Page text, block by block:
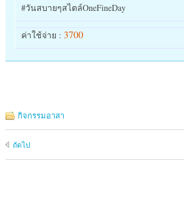
#วันสบายๆสไตล์OneFineDay
ค่าใช้จ่าย : 3700
กิจกรรมอาสา
ถัดไป